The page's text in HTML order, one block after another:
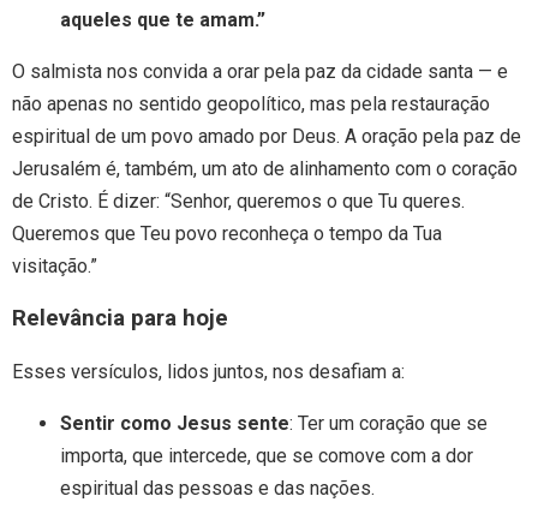
aqueles que te amam.”
O salmista nos convida a orar pela paz da cidade santa — e
não apenas no sentido geopolítico, mas pela restauração
espiritual de um povo amado por Deus. A oração pela paz de
Jerusalém é, também, um ato de alinhamento com o coração
de Cristo. É dizer: “Senhor, queremos o que Tu queres.
Queremos que Teu povo reconheça o tempo da Tua
visitação.”
Relevância para hoje
Esses versículos, lidos juntos, nos desafiam a:
Sentir como Jesus sente: Ter um coração que se
importa, que intercede, que se comove com a dor
espiritual das pessoas e das nações.